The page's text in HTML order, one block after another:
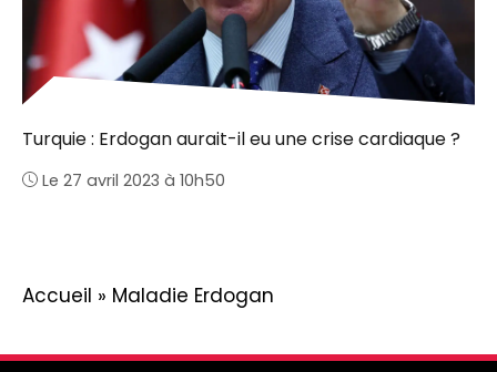
Turquie : Erdogan aurait-il eu une crise cardiaque ?
Le 27 avril 2023 à 10h50
Accueil » Maladie Erdogan